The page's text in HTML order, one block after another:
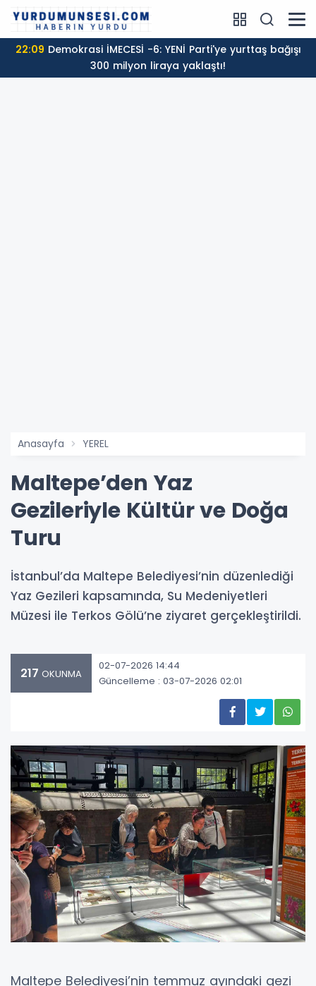
22:09
300 milyon liraya yaklaştı!
Anasayfa YEREL
Maltepe’den Yaz
Gezileriyle Kültür ve Doğa
Turu
İstanbul’da Maltepe Belediyesi’nin düzenlediği
Yaz Gezileri kapsamında, Su Medeniyetleri
Müzesi ile Terkos Gölü’ne ziyaret gerçekleştirildi.
217 OKUNMA
02-07-2026 14:44
Güncelleme : 03-07-2026 02:01
Maltepe Belediyesi’nin temmuz ayındaki gezi